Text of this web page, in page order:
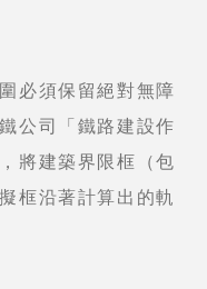
必須保留絕對無障
公司「鐵路建設作
將建築界限框（包
框沿著計算出的軌